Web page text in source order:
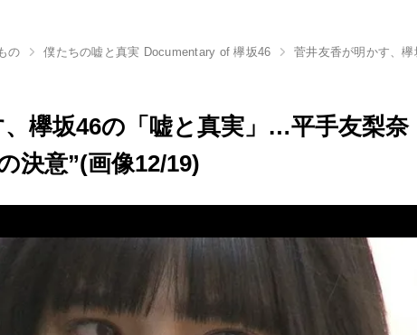
の 僕たちの嘘と真実 Documentary of 欅坂46 菅井友香が明かす、欅
欅坂46の「嘘と真実」…平手友梨奈
決意”(画像12/19)